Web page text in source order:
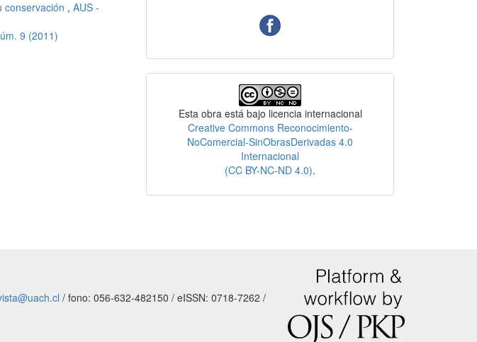
conservación , AUS -
9 (2011)
Esta obra está bajo licencia internacional
Creative Commons Reconocimiento-
NoComercial-SinObrasDerivadas 4.0
Internacional
(CC BY-NC-ND 4.0).
/ fono: 056-632-482150 / eISSN: 0718-7262 /